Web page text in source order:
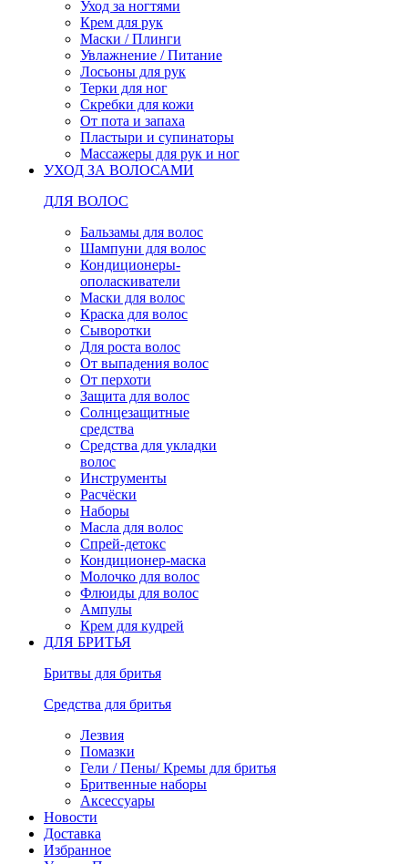
Уход за ногтями
Крем для рук
Маски / Плинги
Увлажнение / Питание
Лосьоны для рук
Терки для ног
Скребки для кожи
От пота и запаха
Пластыри и супинаторы
Массажеры для рук и ног
УХОД ЗА ВОЛОСАМИ
ДЛЯ ВОЛОС
Бальзамы для волос
Шампуни для волос
Кондиционеры-
ополаскиватели
Маски для волос
Краска для волос
Сыворотки
Для роста волос
От выпадения волос
От перхоти
Защита для волос
Солнцезащитные
средства
Средства для укладки
волос
Инструменты
Расчёски
Наборы
Масла для волос
Спрей-детокс
Кондиционер-маска
Молочко для волос
Флюиды для волос
Ампулы
Крем для кудрей
ДЛЯ БРИТЬЯ
Бритвы для бритья
Средства для бритья
Лезвия
Помазки
Гели / Пены/ Кремы для бритья
Бритвенные наборы
Аксессуары
Новости
Доставка
Избранное